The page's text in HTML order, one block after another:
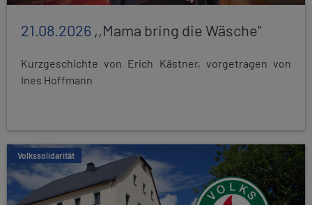
21.08.2026 ,,Mama bring die Wäsche"
Kurzgeschichte von Erich Kästner, vorgetragen von
Ines Hoffmann
Volkssolidarität